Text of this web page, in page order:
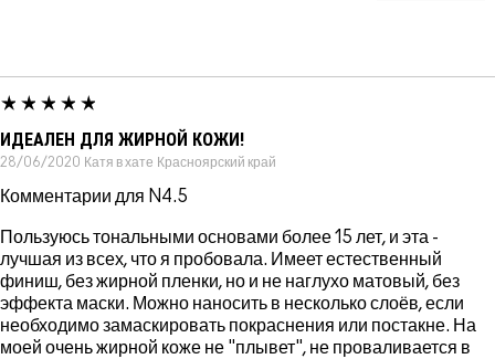
ИДЕАЛЕН ДЛЯ ЖИРНОЙ КОЖИ!
28/06/2020 Катя в хате Красноярский край
Комментарии для N4.5
Пользуюсь тональными основами более 15 лет, и эта -
лучшая из всех, что я пробовала. Имеет естественный
финиш, без жирной пленки, но и не наглухо матовый, без
эффекта маски. Можно наносить в несколько слоёв, если
необходимо замаскировать покраснения или постакне. На
моей очень жирной коже не "плывет", не проваливается в